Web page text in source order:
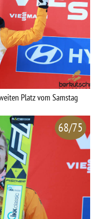
Platz vom Samstag
68/75